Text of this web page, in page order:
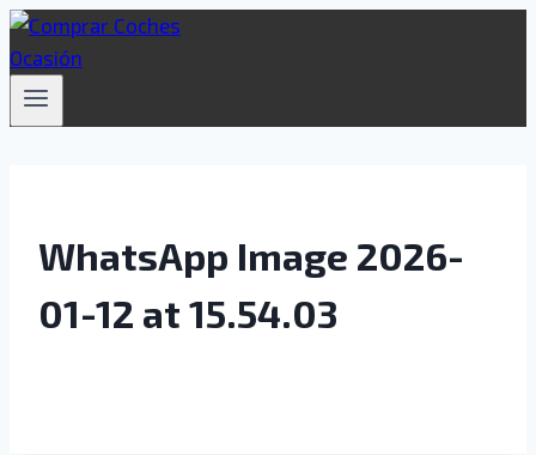
Saltar
al
contenido
WhatsApp Image 2026-
01-12 at 15.54.03